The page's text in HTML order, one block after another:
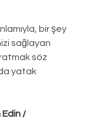
bir şey
sağlayan
söz
yatak
Edin /